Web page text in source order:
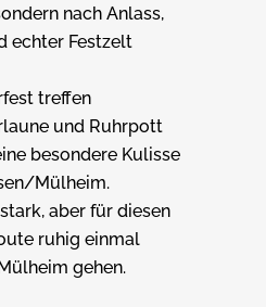
nach Anlass,
echter Festzelt
treffen
und Ruhrpott
besondere Kulisse
Mülheim.
aber für diesen
ruhig einmal
gehen.